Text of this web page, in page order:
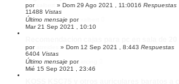
por » Dom 29 Ago 2021 , 11:0016 Respuestas
11488 Vistas
Último mensaje por
Mar 21 Sep 2021 , 10:10
por » Dom 12 Sep 2021 , 8:443 Respuestas
6404 Vistas
Último mensaje por
Mié 15 Sep 2021 , 23:46